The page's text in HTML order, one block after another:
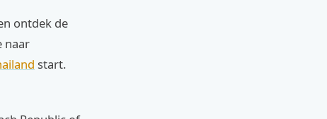
ontdek de
naar
start.